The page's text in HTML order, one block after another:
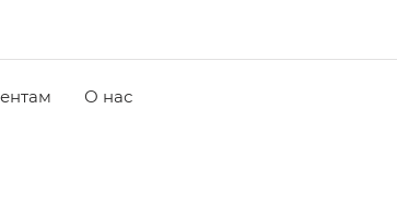
О нас